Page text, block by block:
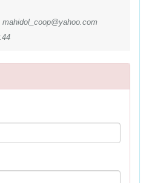
mahidol_coop@yahoo.com